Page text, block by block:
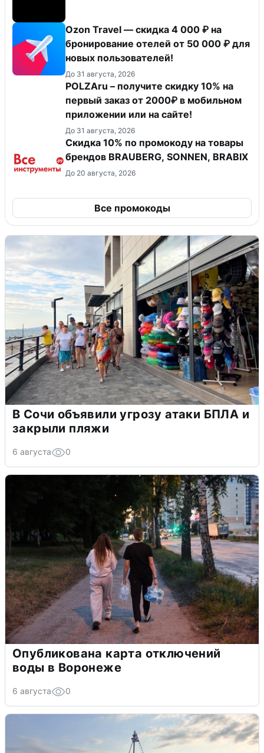
Ozon Travel — скидка 4 000 ₽ на
бронирование отелей от 50 000 ₽ для
новых пользователей!
До 31 августа, 2026
POLZAru – получите скидку 10% на
первый заказ от 2000₽ в мобильном
приложении или на сайте!
До 31 августа, 2026
Скидка 10% по промокоду на товары
брендов BRAUBERG, SONNEN, BRABIX
До 20 августа, 2026
Все промокоды
В Сочи объявили угрозу атаки БПЛА и
закрыли пляжи
6 августа 0
Опубликована карта отключений
воды в Воронеже
6 августа 0